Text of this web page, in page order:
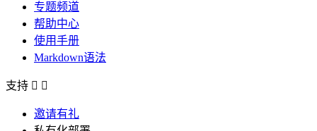
专题频道
帮助中心
使用手册
Markdown语法
支持  
邀请有礼